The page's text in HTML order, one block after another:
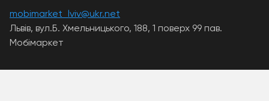
mobimarket_lviv@ukr.net
Львів, вул.Б. Хмельницького, 188, 1 поверх 99 пав.
Мобімаркет